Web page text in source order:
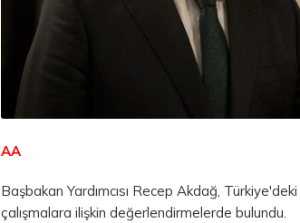
AA
Başbakan Yardımcısı Recep Akdağ,
çalışmalara ilişkin değerlendirmelerde bulundu.